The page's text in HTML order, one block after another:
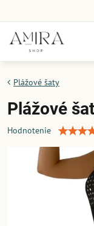
Plážové šaty
Plážové
Hodnotenie